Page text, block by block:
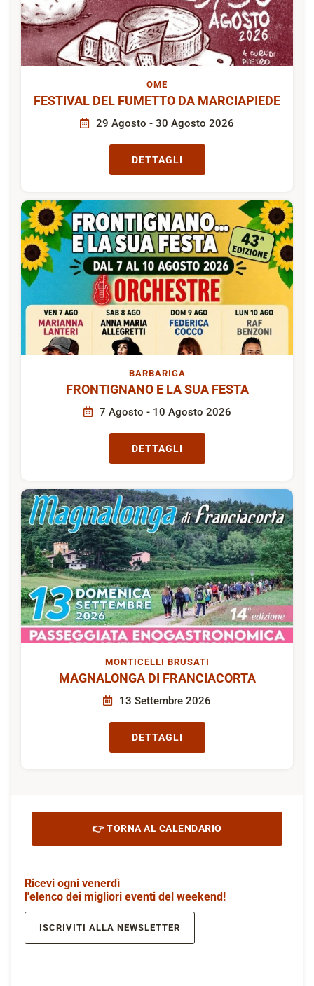
OME
FESTIVAL DEL FUMETTO DA MARCIAPIEDE
29 Agosto - 30 Agosto 2026
DETTAGLI
BARBARIGA
FRONTIGNANO E LA SUA FESTA
7 Agosto - 10 Agosto 2026
DETTAGLI
MONTICELLI BRUSATI
MAGNALONGA DI FRANCIACORTA
13 Settembre 2026
DETTAGLI
👉 TORNA AL CALENDARIO
Ricevi ogni venerdì
l'elenco dei migliori eventi del weekend!
ISCRIVITI ALLA NEWSLETTER